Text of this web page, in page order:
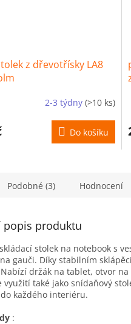
z dřevotřísky LA8
2-3 týdny (>10 ks)
Do košíku
Podobné (3) Hodnocení
popis produktu
stolek na notebook s
gauči. Díky stabilním
držák na tablet, otvor
využití také jako snídaňový
každého interiéru.
: